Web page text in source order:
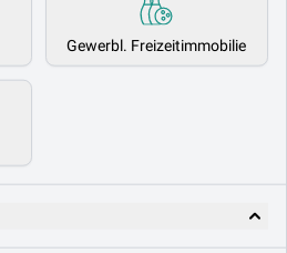
Gewerbl. Freizeitimmobilie